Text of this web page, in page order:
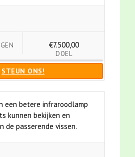
€7.500,00
DOEL
STEUN ONS!
een betere infraroodlamp
kunnen bekijken en
de passerende vissen.